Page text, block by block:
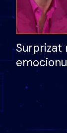
Surprizat
nëna
nuk i